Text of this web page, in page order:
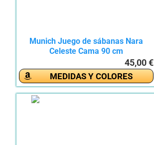
Munich Juego de sábanas Nara
Celeste Cama 90 cm
45,00 €
MEDIDAS Y COLORES